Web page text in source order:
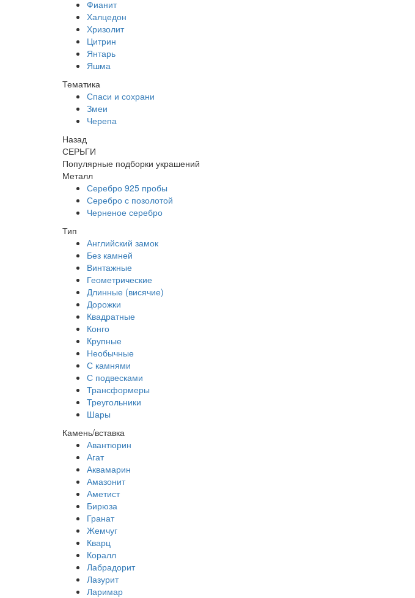
Фианит
Халцедон
Хризолит
Цитрин
Янтарь
Яшма
Тематика
Спаси и сохрани
Змеи
Черепа
Назад
СЕРЬГИ
Популярные подборки украшений
Металл
Серебро 925 пробы
Серебро с позолотой
Черненое серебро
Тип
Английский замок
Без камней
Винтажные
Геометрические
Длинные (висячие)
Дорожки
Квадратные
Конго
Крупные
Необычные
С камнями
С подвесками
Трансформеры
Треугольники
Шары
Камень/вставка
Авантюрин
Агат
Аквамарин
Амазонит
Аметист
Бирюза
Гранат
Жемчуг
Кварц
Коралл
Лабрадорит
Лазурит
Ларимар